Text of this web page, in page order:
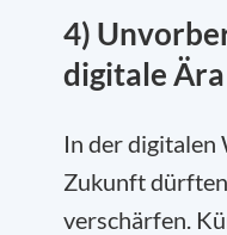
4)
digitale Ära
In der
Zukunft
verschärfen.